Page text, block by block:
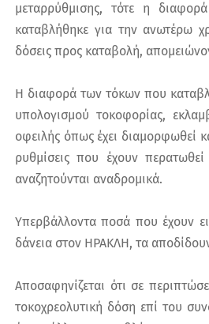
μεταρρύθμισης, τότε η
καταβλήθηκε για την ανωτέρω
δόσεις προς καταβολή,
Η διαφορά των τόκων που
υπολογισμού τοκοφορίας,
οφειλής όπως έχει διαμορφωθεί
ρυθμίσεις που έχουν
αναζητούνται αναδρομικά.
Υπερβάλλοντα ποσά που έχουν
δάνεια στον ΗΡΑΚΛΗ, τα
Αποσαφηνίζεται ότι σε
τοκοχρεολυτική δόση επί του